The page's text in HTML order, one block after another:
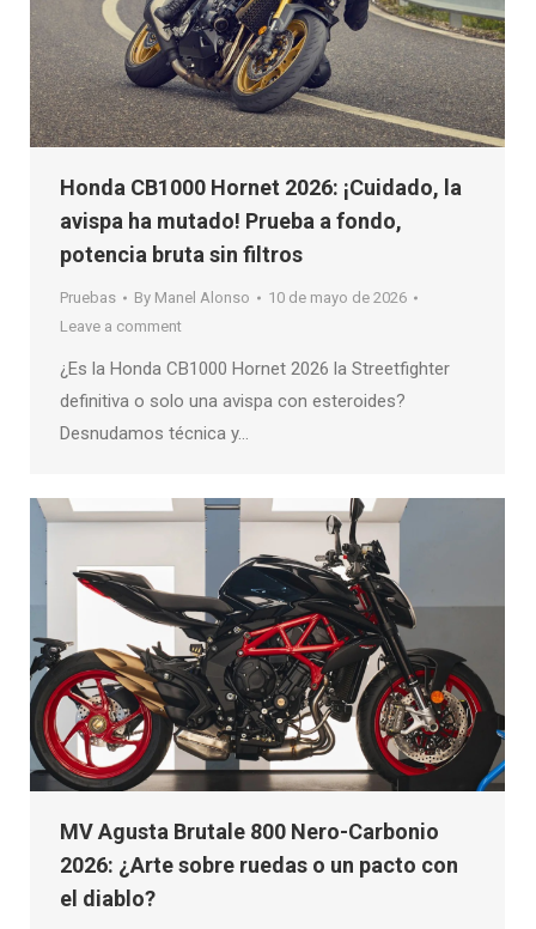
Honda CB1000 Hornet 2026: ¡Cuidado, la
avispa ha mutado! Prueba a fondo,
potencia bruta sin filtros
Pruebas By Manel Alonso
10 de mayo de 2026
Leave a comment
¿Es la Honda CB1000 Hornet 2026 la Streetfighter
definitiva o solo una avispa con esteroides?
Desnudamos técnica y…
MV Agusta Brutale 800 Nero-Carbonio
2026: ¿Arte sobre ruedas o un pacto con
el diablo?